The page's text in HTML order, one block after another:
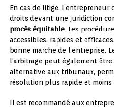
En cas de litige, l’entrepreneur
droits devant une juridiction
procès équitable. Les
accessibles, rapides et
bonne marche de l’entreprise.
l’arbitrage peut également
alternative aux tribunaux,
résolution plus rapide et
Il est recommandé aux